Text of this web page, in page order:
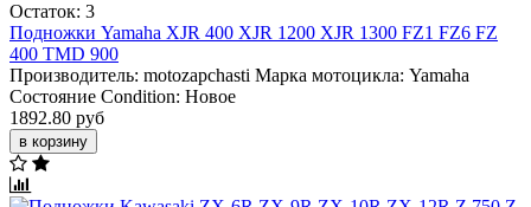
Остаток: 3
Подножки Yamaha XJR 400 XJR 1200 XJR 1300 FZ1 FZ6 FZ
400 TMD 900
Производитель: motozapchasti Марка мотоцикла: Yamaha
Состояние Condition: Новое
1892.80 руб
в корзину